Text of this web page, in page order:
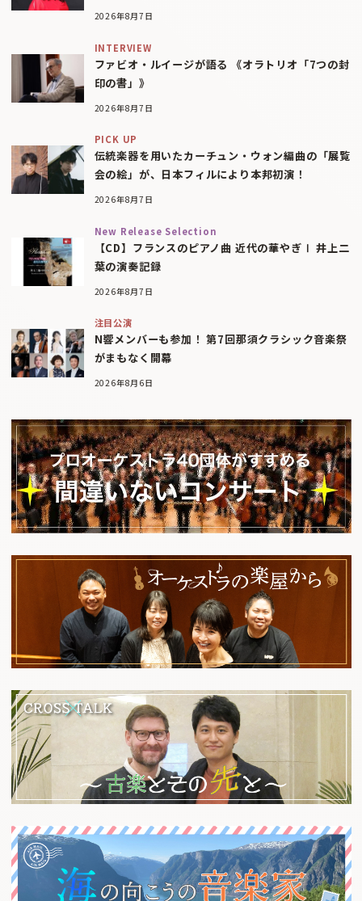
2026年8月7日
INTERVIEW
ファビオ・ルイージが語る 《オラトリオ「7つの封
印の書」》
2026年8月7日
PICK UP
伝統楽器を用いたカーチュン・ウォン編曲の「展覧
会の絵」が、日本フィルにより本邦初演！
2026年8月7日
New Release Selection
【CD】フランスのピアノ曲 近代の華やぎⅠ 井上二
葉の演奏記録
2026年8月7日
注目公演
N響メンバーも参加！ 第7回那須クラシック音楽祭
がまもなく開幕
2026年8月6日